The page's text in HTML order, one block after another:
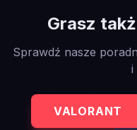
Grasz
Sprawdź nasze
i
VALORANT